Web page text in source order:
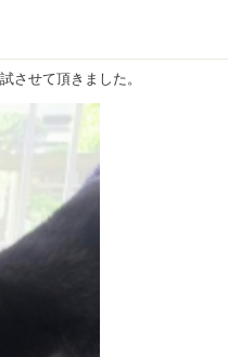
させて頂きました。